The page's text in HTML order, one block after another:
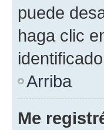
puede
haga clic
Arriba
Me